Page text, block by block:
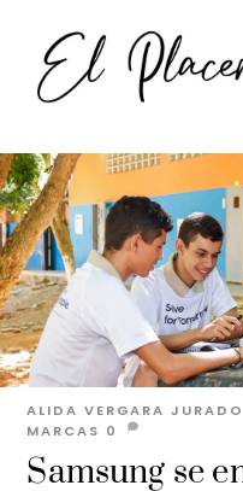
content
Samsung se
ALIDA VERGARA JURADO
MARCAS 0